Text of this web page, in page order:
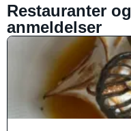
Restauranter
anmeldelser